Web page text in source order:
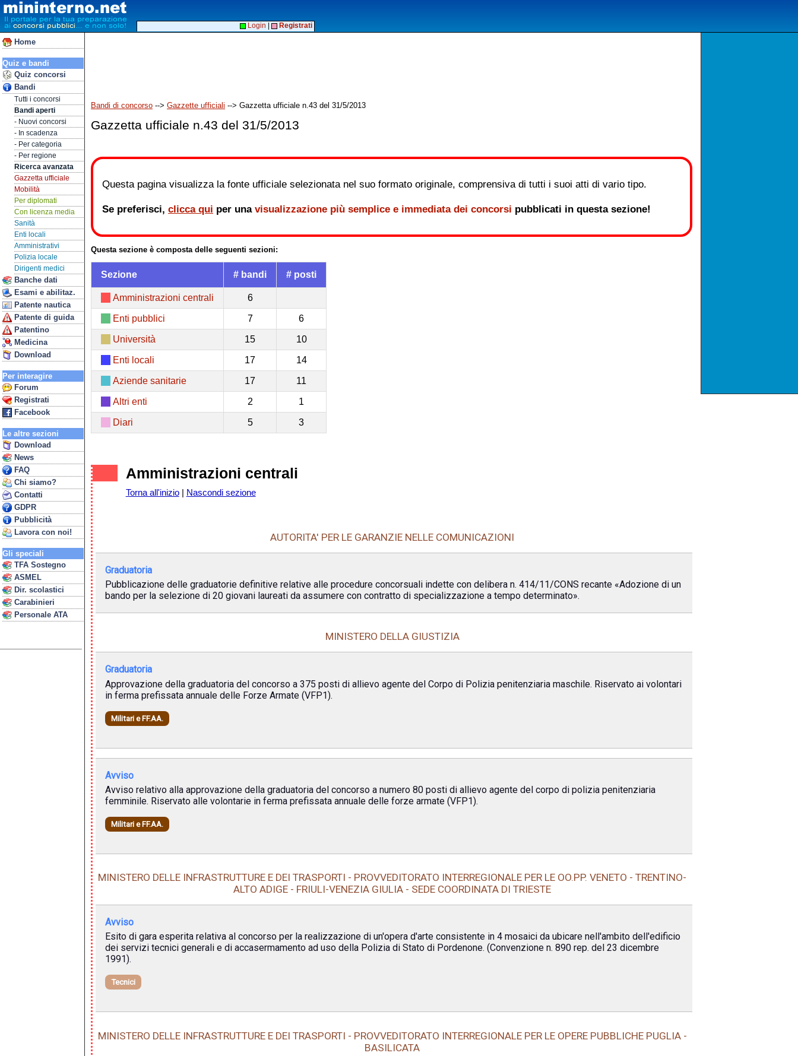
Home
Quiz e bandi
Quiz concorsi
Bandi
Tutti i concorsi
Bandi aperti
- Nuovi concorsi
- In scadenza
- Per categoria
- Per regione
Ricerca avanzata
Gazzetta ufficiale
Mobilità
Per diplomati
Con licenza media
Sanità
Enti locali
Amministrativi
Polizia locale
Dirigenti medici
Banche dati
Esami e abilitaz.
Patente nautica
Patente di guida
Patentino
Medicina
Download
Per interagire
Forum
Registrati
Facebook
Le altre sezioni
Download
News
FAQ
Chi siamo?
Contatti
GDPR
Pubblicità
Lavora con noi!
Gli speciali
TFA Sostegno
ASMEL
Dir. scolastici
Carabinieri
Personale ATA
Login Registrati
Bandi di concorso --> Gazzette ufficiali --> Gazzetta ufficiale n.43 del 31/5/2013
Gazzetta ufficiale n.43 del 31/5/2013
Questa pagina visualizza la fonte ufficiale selezionata nel suo formato originale, comprensiva di tutti i suoi atti di vario tipo.
Se preferisci, clicca qui per una visualizzazione più semplice e immediata dei concorsi pubblicati in questa sezione!
Questa sezione è composta delle seguenti sezioni:
Sezione # bandi # posti
Amministrazioni centrali 6
Enti pubblici 7 6
Università 15 10
Enti locali 17 14
Aziende sanitarie 17 11
Altri enti 2 1
Diari 5 3
Amministrazioni centrali
Torna all'inizio| Nascondi sezione
AUTORITA' PER LE GARANZIE NELLE COMUNICAZIONI
Graduatoria
Pubblicazione delle graduatorie definitive relative alle procedure concorsuali indette con delibera n. 414/11/CONS recante «Adozione di un
bando per la selezione di 20 giovani laureati da assumere con contratto di specializzazione a tempo determinato».
MINISTERO DELLA GIUSTIZIA
Graduatoria
Approvazione della graduatoria del concorso a 375 posti di allievo agente del Corpo di Polizia penitenziaria maschile. Riservato ai volontari
in ferma prefissata annuale delle Forze Armate (VFP1).
Militari e FF.AA.
Avviso
Avviso relativo alla approvazione della graduatoria del concorso a numero 80 posti di allievo agente del corpo di polizia penitenziaria
femminile. Riservato alle volontarie in ferma prefissata annuale delle forze armate (VFP1).
Militari e FF.AA.
MINISTERO DELLE INFRASTRUTTURE E DEI TRASPORTI - PROVVEDITORATO INTERREGIONALE PER LE OO.PP. VENETO - TRENTINO-
ALTO ADIGE - FRIULI-VENEZIA GIULIA - SEDE COORDINATA DI TRIESTE
Avviso
Esito di gara esperita relativa al concorso per la realizzazione di un'opera d'arte consistente in 4 mosaici da ubicare nell'ambito dell'edificio
dei servizi tecnici generali e di accasermamento ad uso della Polizia di Stato di Pordenone. (Convenzione n. 890 rep. del 23 dicembre
1991).
Tecnici
MINISTERO DELLE INFRASTRUTTURE E DEI TRASPORTI - PROVVEDITORATO INTERREGIONALE PER LE OPERE PUBBLICHE PUGLIA -
BASILICATA